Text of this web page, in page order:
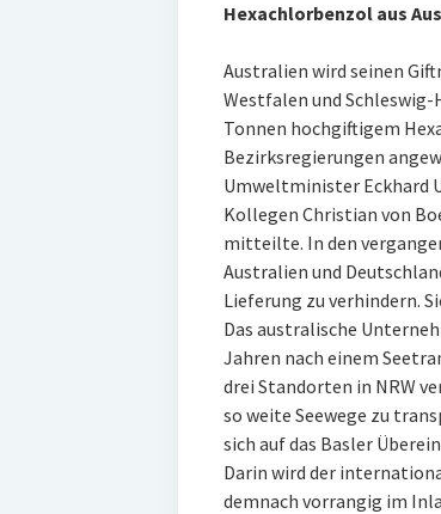
Hexachlorbenzol aus
Australien wird seinen
Westfalen und
Tonnen hochgiftigem
Bezirksregierungen
Umweltminister Eckhard
Kollegen Christian von
mitteilte. In den
Australien und
Lieferung zu verhindern.
Das australische
Jahren nach einem
drei Standorten in NRW
so weite Seewege zu
sich auf das Basler
Darin wird der
demnach vorrangig im